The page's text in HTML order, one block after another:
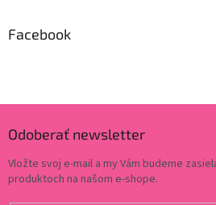
Facebook
Odoberať newsletter
Vložte svoj e-mail a my Vám budeme
produktoch na našom e-shope.